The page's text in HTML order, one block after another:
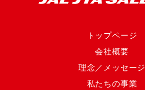
トップページ
会社概要
理念／メッセージ
私たちの事業